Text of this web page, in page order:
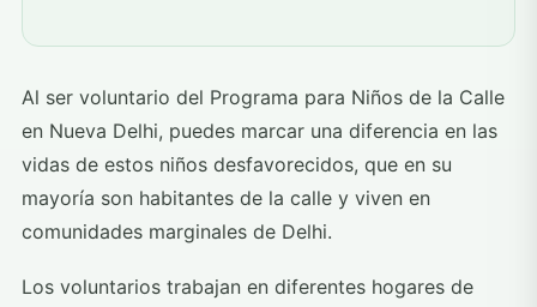
Al ser voluntario del Programa para Niños de la Calle
en Nueva Delhi, puedes marcar una diferencia en las
vidas de estos niños desfavorecidos, que en su
mayoría son habitantes de la calle y viven en
comunidades marginales de Delhi.
Los voluntarios trabajan en diferentes hogares de